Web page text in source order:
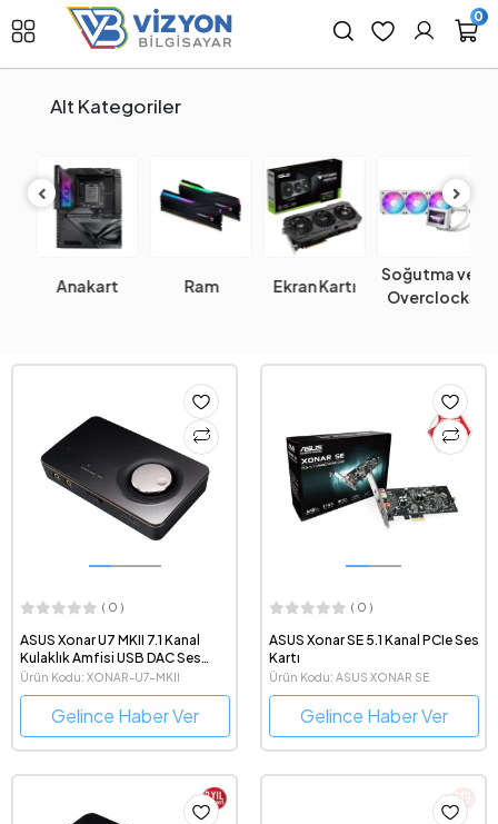
0
Alt Kategoriler
Anakart Ram Ekran Kartı
Soğutma ve
Overclock
( 0 )
ASUS Xonar U7 MKII 7.1 Kanal
Kulaklık Amfisi USB DAC Ses
Kartı
Ürün Kodu: XONAR-U7-MKII
Gelince Haber Ver
( 0 )
ASUS Xonar SE 5.1 Kanal PCIe Ses
Kartı
Ürün Kodu: ASUS XONAR SE
Gelince Haber Ver